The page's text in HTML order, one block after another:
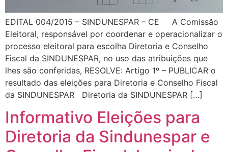
EDITAL 004/2015 – SINDUNESPAR – CE A Comissão
Eleitoral, responsável por coordenar e operacionalizar o
processo eleitoral para escolha Diretoria e Conselho
Fiscal da SINDUNESPAR, no uso das atribuições que
lhes são conferidas, RESOLVE: Artigo 1º – PUBLICAR o
resultado das eleições para Diretoria e Conselho Fiscal
da SINDUNESPAR Diretoria da SINDUNESPAR […]
Informativo Eleições para
Diretoria da Sindunespar e